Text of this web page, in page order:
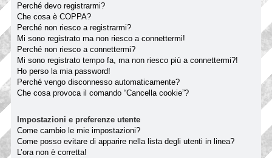
Perché devo registrarmi?
Che cosa è COPPA?
Perché non riesco a registrarmi?
Mi sono registrato ma non riesco a connettermi!
Perché non riesco a connettermi?
Mi sono registrato tempo fa, ma non riesco più a connettermi?!
Ho perso la mia password!
Perché vengo disconnesso automaticamente?
Che cosa provoca il comando “Cancella cookie”?
Impostazioni e preferenze utente
Come cambio le mie impostazioni?
Come posso evitare di apparire nella lista degli utenti in linea?
L’ora non è corretta!